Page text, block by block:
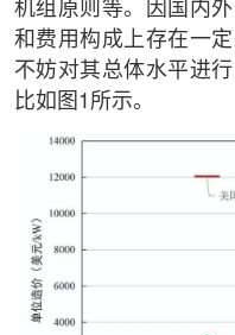
机组原则等。因国内
和费用构成上存在一
不妨对其总体水平进
比如图1所示。